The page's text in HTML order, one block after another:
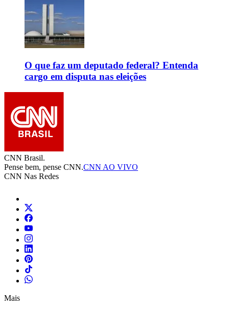
O que faz um deputado federal? Entenda
cargo em disputa nas eleições
CNN Brasil.
Pense bem, pense CNN.CNN AO VIVO
CNN Nas Redes
Mais